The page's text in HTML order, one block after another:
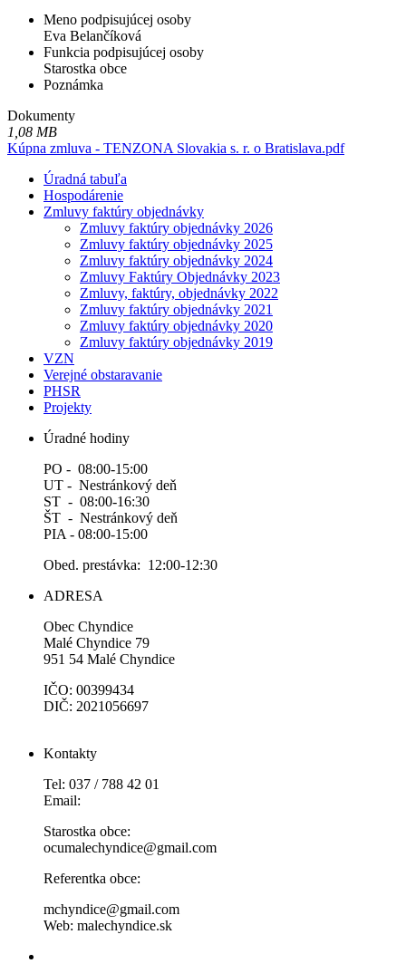
Meno podpisujúcej osoby
Eva Belančíková
Funkcia podpisujúcej osoby
Starostka obce
Poznámka
Dokumenty
1,08 MB
Kúpna zmluva - TENZONA Slovakia s. r. o Bratislava.pdf
Úradná tabuľa
Hospodárenie
Zmluvy faktúry objednávky
Zmluvy faktúry objednávky 2026
Zmluvy faktúry objednávky 2025
Zmluvy faktúry objednávky 2024
Zmluvy Faktúry Objednávky 2023
Zmluvy, faktúry, objednávky 2022
Zmluvy faktúry objednávky 2021
Zmluvy faktúry objednávky 2020
Zmluvy faktúry objednávky 2019
VZN
Verejné obstaravanie
PHSR
Projekty
Úradné hodiny
PO - 08:00-15:00
UT - Nestránkový deň
ST - 08:00-16:30
ŠT - Nestránkový deň
PIA - 08:00-15:00
Obed. prestávka: 12:00-12:30
ADRESA
Obec Chyndice
Malé Chyndice 79
951 54 Malé Chyndice
IČO: 00399434
DIČ: 2021056697
Kontakty
Tel: 037 / 788 42 01
Email:
Starostka obce:
ocumalechyndice@gmail.com
Referentka obce:
mchyndice@gmail.com
Web: malechyndice.sk